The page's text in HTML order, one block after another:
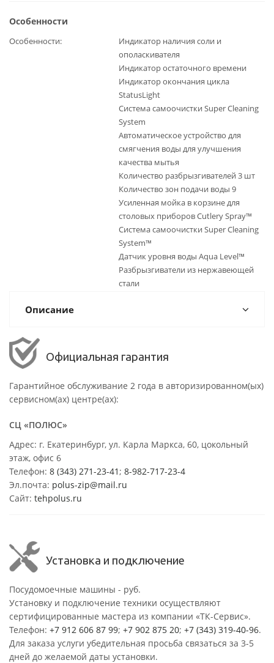
Особенности
Особенности
Индикатор наличия соли и
ополаскивателя
Индикатор остаточного времени
Индикатор окончания цикла
StatusLight
Система самоочистки Super Cleaning
System
Автоматическое устройство для
смягчения воды для улучшения
качества мытья
Количество разбрызгивателей 3 шт
Количество зон подачи воды 9
Усиленная мойка в корзине для
столовых приборов Cutlery Spray™
Система самоочистки Super Cleaning
System™
Датчик уровня воды Aqua Level™
Разбрызгиватели из нержавеющей
стали
Описание
Официальная гарантия
Гарантийное обслуживание 2 года в авторизированном(ых)
сервисном(ах) центре(ах):
СЦ «ПОЛЮС»
Адрес: г. Екатеринбург, ул. Карла Маркса, 60, цокольный
этаж, офис 6
Телефон: 8 (343) 271-23-41; 8-982-717-23-4
Эл.почта: polus-zip@mail.ru
Сайт: tehpolus.ru
Установка и подключение
Посудомоечные машины - руб.
Установку и подключение техники осуществляют
сертифицированные мастера из компании «ТК-Сервис».
Телефон: +7 912 606 87 99; +7 902 875 20; +7 (343) 319-40-96.
Для заказа услуги убедительная просьба связаться за 3-5
дней до желаемой даты установки.